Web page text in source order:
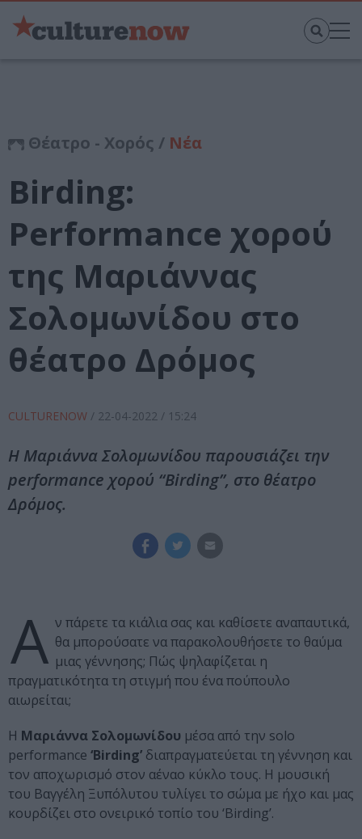
Θέατρο - Χορός / Νέα
Birding:
Performance χορού
της Μαριάννας
Σολομωνίδου στο
θέατρο Δρόμος
CULTURENOW / 22-04-2022 / 15:24
Η Μαριάννα Σολομωνίδου παρουσιάζει την
performance χορού “Birding”, στο θέατρο
Δρόμος.
Α ν πάρετε τα κιάλια σας και καθίσετε αναπαυτικά,
θα μπορούσατε να παρακολουθήσετε το θαύμα
μιας γέννησης; Πώς ψηλαφίζεται η
πραγματικότητα τη στιγμή που ένα πούπουλο
αιωρείται;
Η Μαριάννα Σολομωνίδου μέσα από την solo
performance ‘Birding’ διαπραγματεύεται τη γέννηση και
τον αποχωρισμό στον αέναο κύκλο τους. Η μουσική
του Βαγγέλη Ξυπόλυτου τυλίγει το σώμα με ήχο και μας
κουρδίζει στο ονειρικό τοπίο του ‘Birding’.